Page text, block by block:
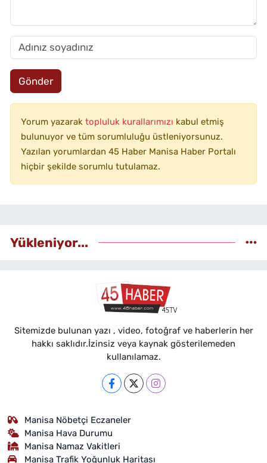
Gönder
Yorum yazarak topluluk kurallarımızı kabul etmiş
bulunuyor ve tüm sorumluluğu üstleniyorsunuz.
Yazılan yorumlardan 45 Haber Manisa Haber Portalı
hiçbir şekilde sorumlu tutulamaz.
Yükleniyor...
Sitemizde bulunan yazı , video, fotoğraf ve haberlerin her
hakkı saklıdır.İzinsiz veya kaynak gösterilemeden
kullanılamaz.
Manisa Nöbetçi Eczaneler
Manisa Hava Durumu
Manisa Namaz Vakitleri
Manisa Trafik Yoğunluk Haritası